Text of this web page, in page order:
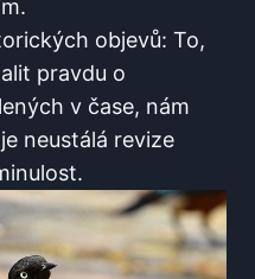
objevů: To,
pravdu o
v čase, nám
neustálá revize